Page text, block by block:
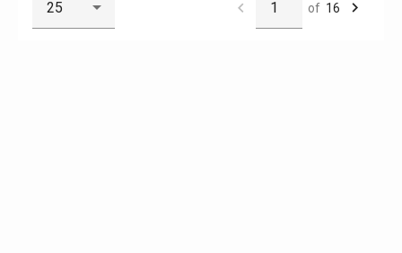
of 16